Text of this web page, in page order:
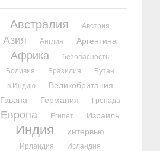
Австралия Австрия
Азия Англия Аргентина
Африка
безопасность
Боливия
Бразилия
Бутан
в Индию
Великобритания
Гавана
Германия Гренада
Европа Египет Израиль
Индия интервью
Ирландия Исландия